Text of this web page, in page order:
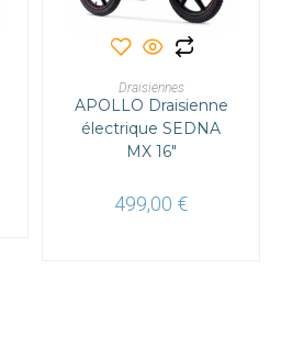
CHOIX DES OPTIONS
variations.
Les
options
Draisiennes
APOLLO Draisienne
électrique SEDNA
MX 16″
499,00 €